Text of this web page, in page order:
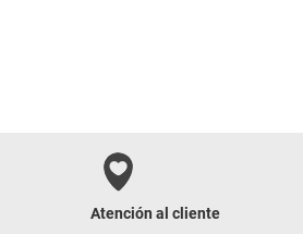
Atención al cliente